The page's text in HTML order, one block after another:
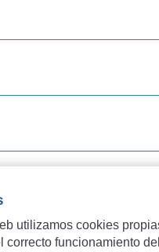
legal
utilizamos cookies
correcto funcionamiento